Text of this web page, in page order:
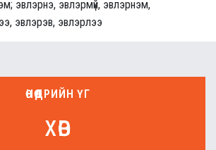
эвлэрнэ, эвлэрмүй, эвлэрнэм,
эвлэрэв, эвлэрлээ
ӨНӨӨДРИЙН ҮГ
хөв